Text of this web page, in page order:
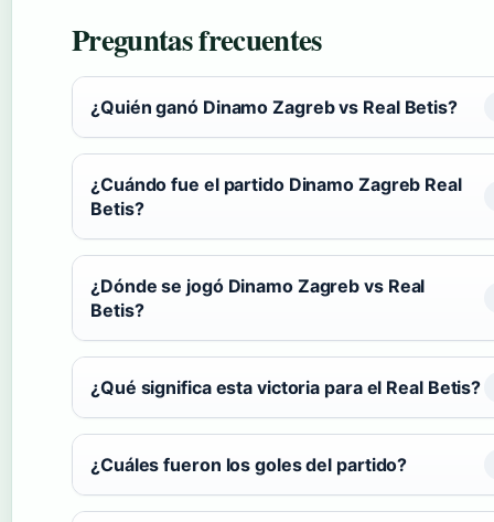
Preguntas frecuentes
¿Quién ganó Dinamo Zagreb vs Real Betis?
¿Cuándo fue el partido Dinamo Zagreb Real
Betis?
¿Dónde se jogó Dinamo Zagreb vs Real
Betis?
¿Qué significa esta victoria para el Real Betis?
¿Cuáles fueron los goles del partido?